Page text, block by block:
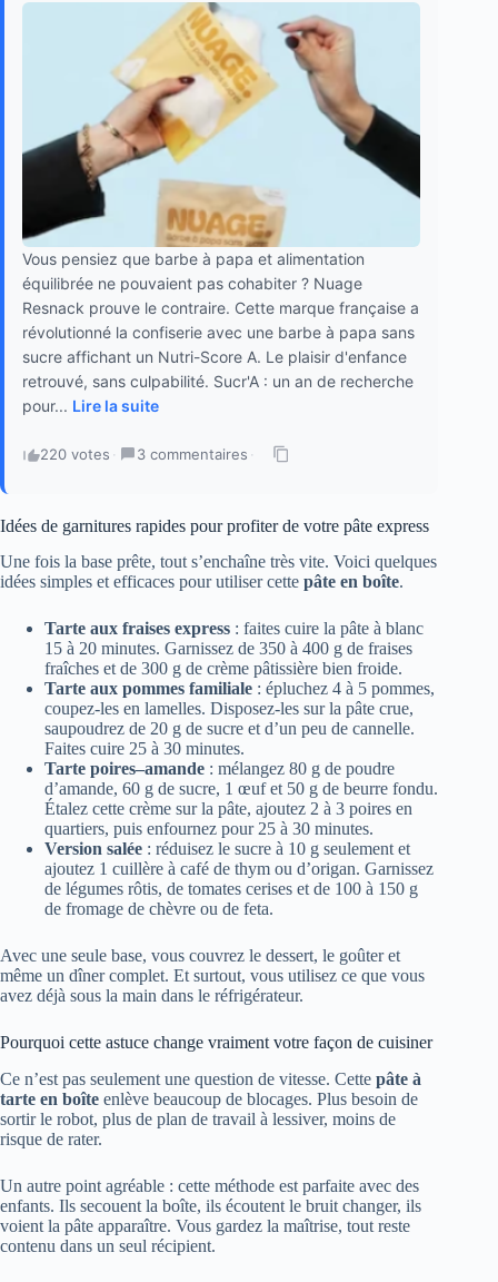
Vous pensiez que barbe à papa et alimentation
équilibrée ne pouvaient pas cohabiter ? Nuage
Resnack prouve le contraire. Cette marque française a
révolutionné la confiserie avec une barbe à papa sans
sucre affichant un Nutri-Score A. Le plaisir d'enfance
retrouvé, sans culpabilité. Sucr'A : un an de recherche
pour... Lire la suite
220 votes · 3 commentaires ·
Idées de garnitures rapides pour profiter de votre pâte express
Une fois la base prête, tout s’enchaîne très vite. Voici quelques
idées simples et efficaces pour utiliser cette pâte en boîte.
Tarte aux fraises express : faites cuire la pâte à blanc
15 à 20 minutes. Garnissez de 350 à 400 g de fraises
fraîches et de 300 g de crème pâtissière bien froide.
Tarte aux pommes familiale : épluchez 4 à 5 pommes,
coupez-les en lamelles. Disposez-les sur la pâte crue,
saupoudrez de 20 g de sucre et d’un peu de cannelle.
Faites cuire 25 à 30 minutes.
Tarte poires–amande : mélangez 80 g de poudre
d’amande, 60 g de sucre, 1 œuf et 50 g de beurre fondu.
Étalez cette crème sur la pâte, ajoutez 2 à 3 poires en
quartiers, puis enfournez pour 25 à 30 minutes.
Version salée : réduisez le sucre à 10 g seulement et
ajoutez 1 cuillère à café de thym ou d’origan. Garnissez
de légumes rôtis, de tomates cerises et de 100 à 150 g
de fromage de chèvre ou de feta.
Avec une seule base, vous couvrez le dessert, le goûter et
même un dîner complet. Et surtout, vous utilisez ce que vous
avez déjà sous la main dans le réfrigérateur.
Pourquoi cette astuce change vraiment votre façon de cuisiner
Ce n’est pas seulement une question de vitesse. Cette pâte à
tarte en boîte enlève beaucoup de blocages. Plus besoin de
sortir le robot, plus de plan de travail à lessiver, moins de
risque de rater.
Un autre point agréable : cette méthode est parfaite avec des
enfants. Ils secouent la boîte, ils écoutent le bruit changer, ils
voient la pâte apparaître. Vous gardez la maîtrise, tout reste
contenu dans un seul récipient.